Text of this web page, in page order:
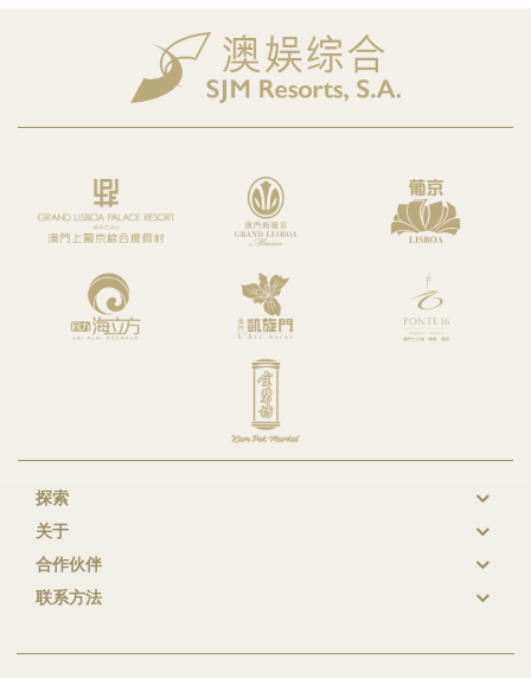
New
Footer
探索
关于
合作伙伴
联系方法